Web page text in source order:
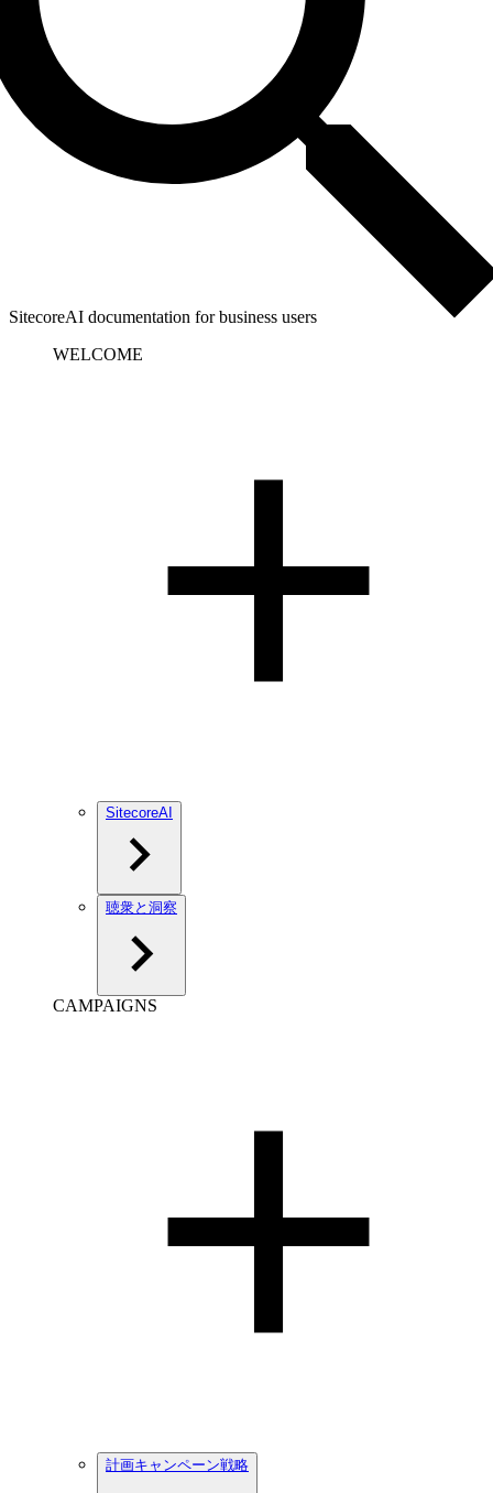
SitecoreAI documentation for business users
WELCOME
SitecoreAI
聴衆と洞察
CAMPAIGNS
計画キャンペーン戦略